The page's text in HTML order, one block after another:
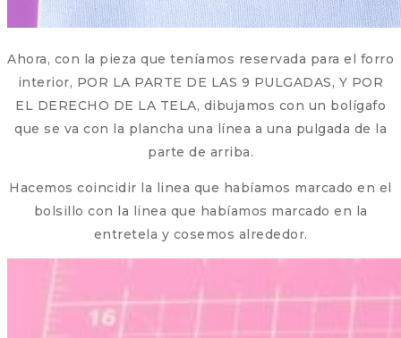
Ahora, con la pieza que teníamos reservada para el forro
interior, POR LA PARTE DE LAS 9 PULGADAS, Y POR
EL DERECHO DE LA TELA, dibujamos con un bolígafo
que se va con la plancha una línea a una pulgada de la
parte de arriba.
Hacemos coincidir la linea que habíamos marcado en el
bolsillo con la linea que habíamos marcado en la
entretela y cosemos alrededor.